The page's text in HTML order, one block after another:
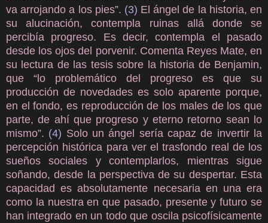
va arrojando a los pies”. (3) El ángel de la historia, en
su alucinación, contempla ruinas allá donde se
percibía progreso. Es decir, contempla el pasado
desde los ojos del porvenir. Comenta Reyes Mate, en
su lectura de las tesis sobre la historia de Benjamin,
que “lo problemático del progreso es que su
producción de novedades es solo aparente porque,
en el fondo, es reproducción de los males de los que
parte, de ahí que progreso y eterno retorno sean lo
mismo”. (4) Solo un ángel sería capaz de invertir la
percepción histórica para ver el trasfondo real de los
sueños sociales y contemplarlos, mientras sigue
soñando, desde la perspectiva de su despertar. Esta
capacidad es absolutamente necesaria en una era
como la nuestra en que pasado, presente y futuro se
han integrado en un todo que oscila psicofísicamente